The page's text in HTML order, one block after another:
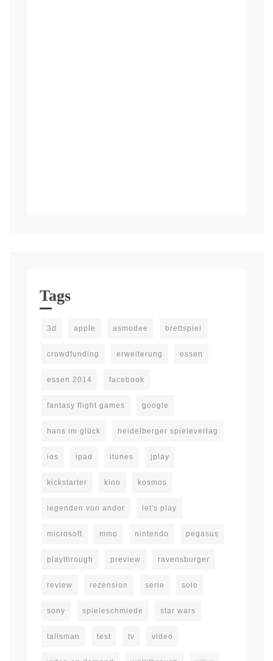
Tags
3d apple asmodee brettspiel
crowdfunding erweiterung essen
essen 2014 facebook
fantasy flight games google
hans im glück heidelberger spieleverlag
ios ipad itunes jplay
kickstarter kino kosmos
legenden von andor let's play
microsoft mmo nintendo pegasus
playthrough preview ravensburger
review rezension serie solo
sony spieleschmiede star wars
talisman test tv video